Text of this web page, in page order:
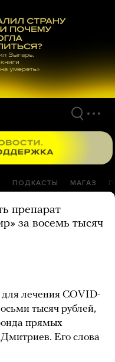
ПОДКАСТЫ МАГАЗ
препарат
за восемь тысяч
лечения COVID-
тысяч рублей,
прямых
Его слова